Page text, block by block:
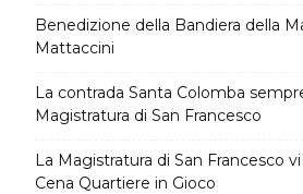
Benedizione della Bandiera della
Mattaccini
La contrada Santa Colomba
Magistratura di San Francesco
La Magistratura di San Francesco
Cena Quartiere in Gioco